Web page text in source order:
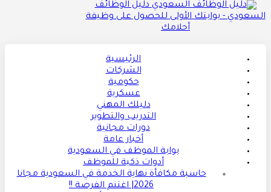
دليل الوظائف
السعودي - بوابتك الأولى للحصول على وظيفة
أحلامك
الرئيسية
الشركات
حكومية
عسكرية
دليلك المهني
التدريب والتطوير
دورات مجانية
أخبار عامة
بوابة الموظف في السعودية
أدوات ذكية للموظف
حاسبة مكافأة نهاية الخدمة في السعودية مجانا
2026| اغتنم الفرصة !!